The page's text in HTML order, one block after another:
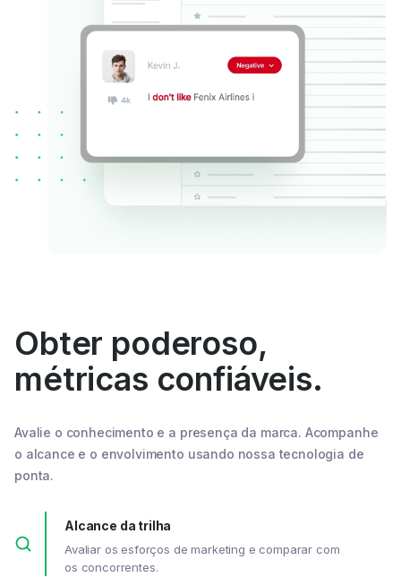
Obter poderoso,
métricas confiáveis.
Avalie o conhecimento e a presença da marca. Acompanhe
o alcance e o envolvimento usando nossa tecnologia de
ponta.
Alcance da trilha
Avaliar os esforços de marketing e comparar com
os concorrentes.